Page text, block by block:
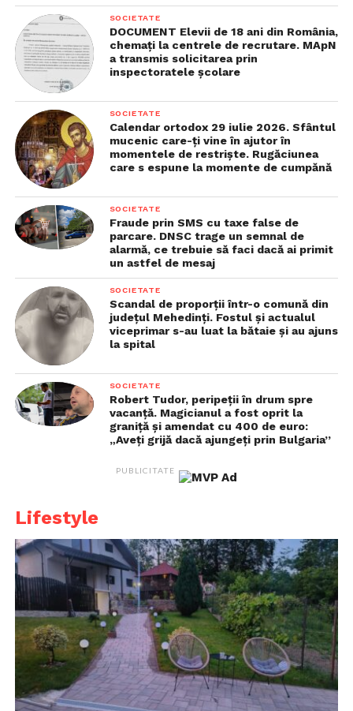
Vizualizări: 138
SOCIETATE
DOCUMENT Elevii de 18 ani din România,
chemaţi la centrele de recrutare. MApN
a transmis solicitarea prin
inspectoratele şcolare
SOCIETATE
Calendar ortodox 29 iulie 2026. Sfântul
mucenic care-ţi vine în ajutor în
momentele de restrişte. Rugăciunea
care s espune la momente de cumpănă
SOCIETATE
Fraude prin SMS cu taxe false de
parcare. DNSC trage un semnal de
alarmă, ce trebuie să faci dacă ai primit
un astfel de mesaj
SOCIETATE
Scandal de proporții într-o comună din
județul Mehedinți. Fostul și actualul
viceprimar s-au luat la bătaie și au ajuns
la spital
SOCIETATE
Robert Tudor, peripeții în drum spre
vacanță. Magicianul a fost oprit la
graniță și amendat cu 400 de euro:
„Aveți grijă dacă ajungeți prin Bulgaria”
PUBLICITATE
Lifestyle